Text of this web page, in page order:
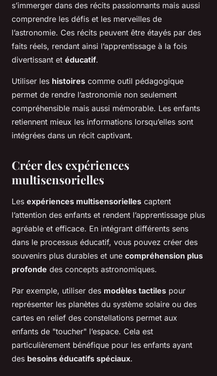
s’immerger dans des récits passionnants mais aussi
comprendre les défis et les merveilles de
l’astronomie. Ces récits peuvent être étayés par des
faits réels, rendant ainsi l’apprentissage à la fois
divertissant et éducatif.
Utiliser les histoires comme outil pédagogique
permet de rendre l’astronomie non seulement
compréhensible mais aussi mémorable. Les enfants
retiennent mieux les informations lorsqu’elles sont
intégrées dans un récit captivant.
Créer des expériences
multisensorielles
Les expériences multisensorielles captent
l’attention des enfants et rendent l’apprentissage plus
agréable et efficace. En intégrant différents sens
dans le processus éducatif, vous pouvez créer des
souvenirs plus durables et une compréhension plus
profonde des concepts astronomiques.
Par exemple, utiliser des modèles tactiles pour
représenter les planètes du système solaire ou des
cartes en relief des constellations permet aux
enfants de "toucher" l’espace. Cela est
particulièrement bénéfique pour les enfants ayant
des besoins éducatifs spéciaux.